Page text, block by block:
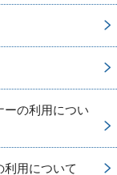
ーの利用につい
用について